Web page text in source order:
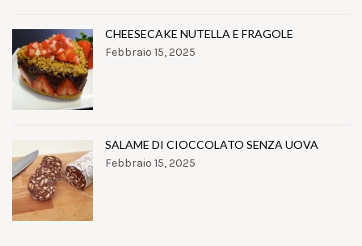
CHEESECAKE NUTELLA E FRAGOLE
Febbraio 15, 2025
SALAME DI CIOCCOLATO SENZA UOVA
Febbraio 15, 2025